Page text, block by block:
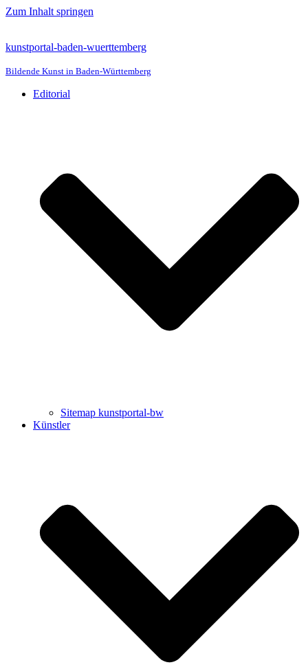
Zum Inhalt springen
kunstportal-baden-wuerttemberg
Bildende Kunst in Baden-Württemberg
Editorial
Sitemap kunstportal-bw
Künstler